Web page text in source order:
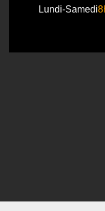
Lundi-Samedi